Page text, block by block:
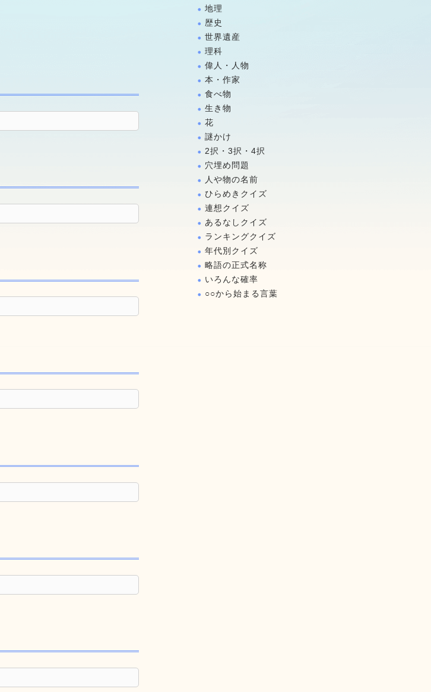
地理
歴史
世界遺産
理科
偉人・人物
本・作家
食べ物
生き物
花
謎かけ
2択・3択・4択
穴埋め問題
人や物の名前
ひらめきクイズ
連想クイズ
あるなしクイズ
ランキングクイズ
年代別クイズ
略語の正式名称
いろんな確率
○○から始まる言葉